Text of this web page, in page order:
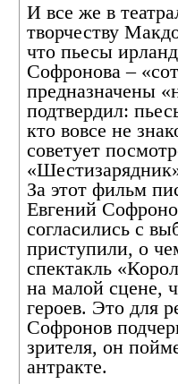
И все же в
творчеству
что пьесы
Софронова –
предназначены
подтвердил:
кто вовсе не
советует
За этот фильм
Евгений
согласились с
приступили, о
спектакль
на малой сцене,
героев. Это для
Софронов
зрителя, он
антракте.